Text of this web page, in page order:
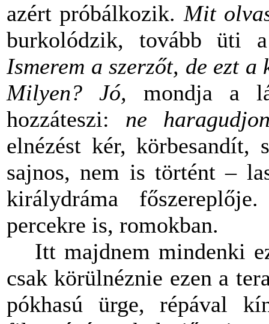
azért próbálkozik. Mit
burkolódzik, tovább üti
Ismerem a szerzőt, de ezt
Milyen? Jó, mondja a
hozzáteszi: ne
elnézést kér,
sajnos, nem is történt –
királydráma
percekre is, romokban.
Itt majdnem mindenki
csak körülnéznie ezen a
pókhasú ürge, répával